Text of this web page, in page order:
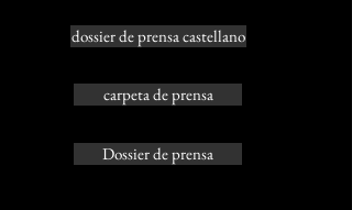
dossier de prensa castellano
carpeta de prensa
Dossier de prensa